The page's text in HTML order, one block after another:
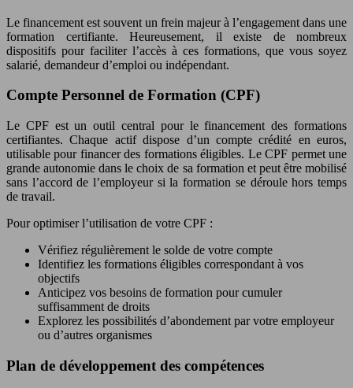
Le financement est souvent un frein majeur à l’engagement dans une
formation certifiante. Heureusement, il existe de nombreux
dispositifs pour faciliter l’accès à ces formations, que vous soyez
salarié, demandeur d’emploi ou indépendant.
Compte Personnel de Formation (CPF)
Le CPF est un outil central pour le financement des formations
certifiantes. Chaque actif dispose d’un compte crédité en euros,
utilisable pour financer des formations éligibles. Le CPF permet une
grande autonomie dans le choix de sa formation et peut être mobilisé
sans l’accord de l’employeur si la formation se déroule hors temps
de travail.
Pour optimiser l’utilisation de votre CPF :
Vérifiez régulièrement le solde de votre compte
Identifiez les formations éligibles correspondant à vos
objectifs
Anticipez vos besoins de formation pour cumuler
suffisamment de droits
Explorez les possibilités d’abondement par votre employeur
ou d’autres organismes
Plan de développement des compétences